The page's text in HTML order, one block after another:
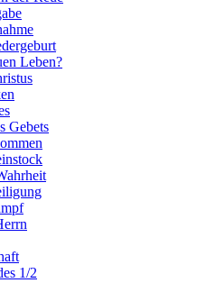
Leben?
Gebets
1/2